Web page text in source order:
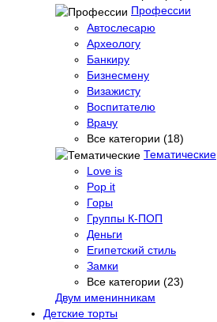
Профессии
Автослесарю
Археологу
Банкиру
Бизнесмену
Визажисту
Воспитателю
Врачу
Все категории (18)
Тематические
Love is
Pop it
Горы
Группы К-ПОП
Деньги
Египетский стиль
Замки
Все категории (23)
Двум именинникам
Детские торты